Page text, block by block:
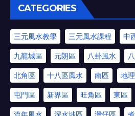
CATEGORIES
三元風水教學 三元風水課程 中
九龍城區 元朗區 八卦風水
北角區 十八區風水 南區 地
屯門區 新界區 旺角區 東區